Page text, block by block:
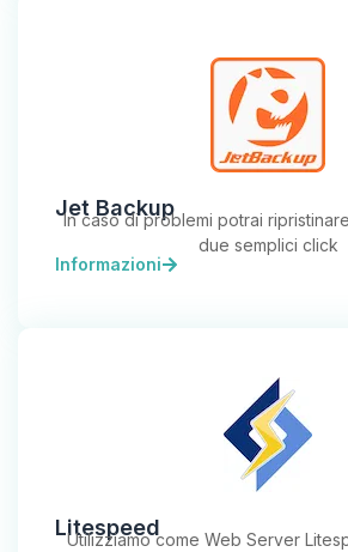
Jet Backup
In caso di problemi potrai
due semplici click
Informazioni
Litespeed
Utilizziamo come Web Server